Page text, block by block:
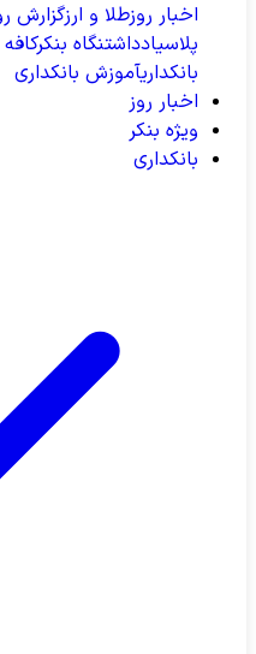
اخبار روزطلا و ارزگزارش
پلاسیادداشتنگاه بنکرکافه
بانکداریآموزش بانکداری
اخبار روز
ویژه بنکر
بانکداری